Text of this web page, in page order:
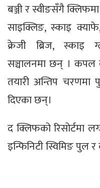
बञ्जी र स्वीङसँगै
साइक्लिङ, स्काइ
क्रेजी ब्रिज, स्काइ
सञ्चालनमा छन् । कपल
तयारी अन्तिप चरणमा
दिएका छन्।
द क्लिफको रिसोर्टमा
इन्फिनिटी स्विमिङ पुल